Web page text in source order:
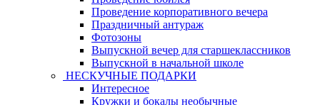
Проведение корпоративного вечера
Праздничный антураж
Фотозоны
Выпускной вечер для старшеклассников
Выпускной в начальной школе
НЕСКУЧНЫЕ ПОДАРКИ
Интересное
Кружки и бокалы необычные